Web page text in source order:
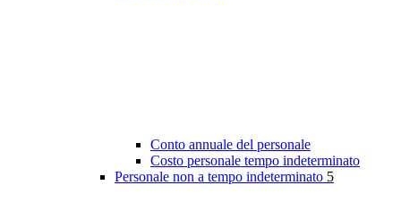
Conto annuale del personale
Costo personale tempo indeterminato
Personale non a tempo indeterminato 5